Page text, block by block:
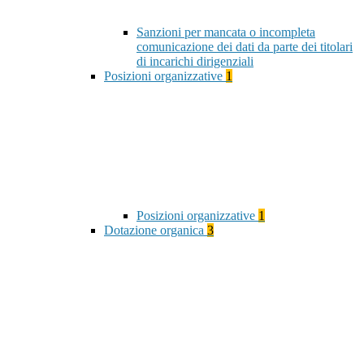
Sanzioni per mancata o incompleta
comunicazione dei dati da parte dei titolari
di incarichi dirigenziali
Posizioni organizzative 1
Posizioni organizzative 1
Dotazione organica 3